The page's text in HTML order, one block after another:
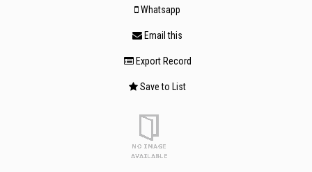
Whatsapp
Email this
Export Record
Save to List